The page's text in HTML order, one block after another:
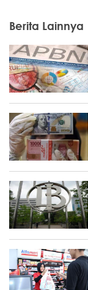
Berita Lainnya